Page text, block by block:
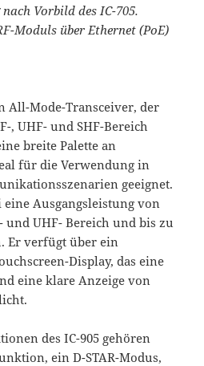
Vorbild des IC-705.
Moduls über Ethernet (PoE)
All-Mode-Transceiver, der
, UHF- und SHF-Bereich
breite Palette an
für die Verwendung in
geeignet.
eine Ausgangsleistung von
und UHF- Bereich und bis zu
Er verfügt über ein
Display, das eine
eine klare Anzeige von
des IC-905 gehören
ein D-STAR-Modus,